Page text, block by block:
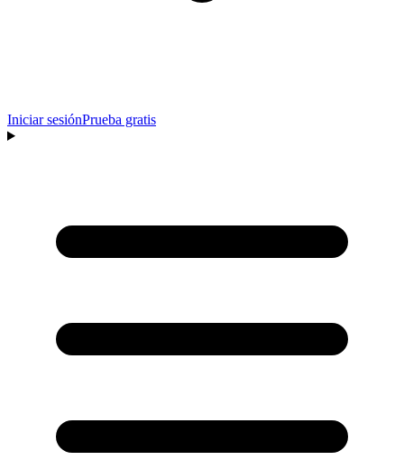
Iniciar sesiónPrueba gratis